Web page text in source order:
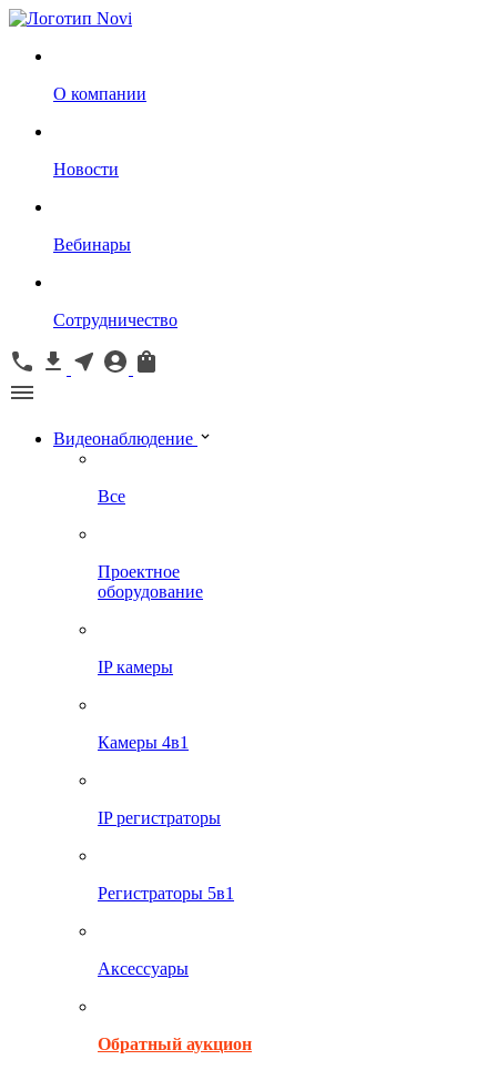
О компании
Новости
Вебинары
Сотрудничество
Видеонаблюдение
Все
Проектное
оборудование
IP камеры
Камеры 4в1
IP регистраторы
Регистраторы 5в1
Аксессуары
Обратный аукцион